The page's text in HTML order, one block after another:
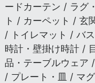
ードカーテン / ラグ
ト / カーペット / 玄
/ トイレマット / バ
時計・壁掛け時計 /
品・テーブルウェア
/ プレート・皿 / マ